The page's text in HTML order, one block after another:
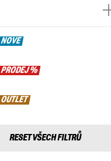
NOVÉ
PRODEJ %
OUTLET
RESET VŠECH FILTRŮ